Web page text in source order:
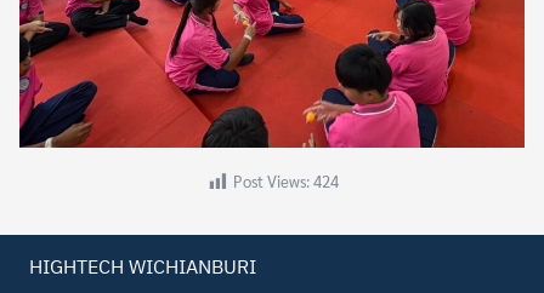
Post Views:424
HIGHTECH WICHIANBURI